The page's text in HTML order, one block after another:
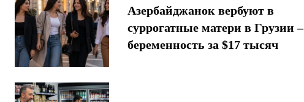
Азербайджанок вербуют в
суррогатные матери в Грузии –
беременность за $17 тысяч